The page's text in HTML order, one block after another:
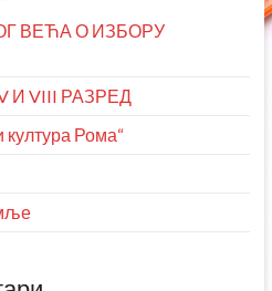
ВЕЋА О ИЗБОРУ
И VIII РАЗРЕД
Рома“